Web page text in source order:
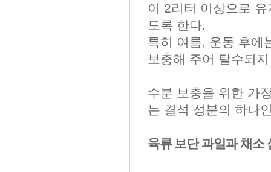
이 2리터 이상으로
도록 한다.
특히 여름, 운동 후에
보충해 주어 탈수되
수분 보충을 위한 가
는 결석 성분의 하나
육류 보단 과일과 채소